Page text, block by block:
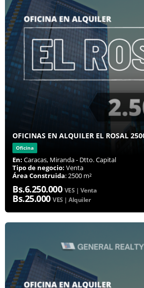
OFICINAS EN ALQUILER EL ROSAL
Oficina
En: Caracas, Miranda - Dtto. Capital
Tipo de negocio: Venta
Área Construida: 2500 m²
Bs.6.250.000 VES | Venta
Bs.25.000 VES | Alquiler